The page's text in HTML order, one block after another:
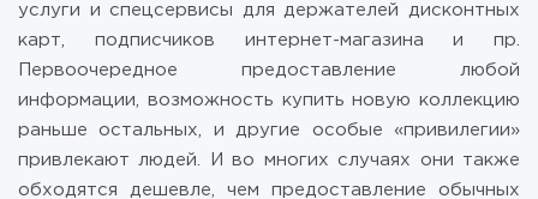
услуги и спецсервисы для держателей дисконтных
карт, подписчиков интернет-магазина и пр.
Первоочередное предоставление любой
информации, возможность купить новую коллекцию
раньше остальных, и другие особые «привилегии»
привлекают людей. И во многих случаях они также
обходятся дешевле, чем предоставление обычных